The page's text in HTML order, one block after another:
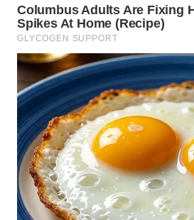
WN
DAIRI
WN
DANAU
TOBA
WN
NIAS
WN
LANGKAT